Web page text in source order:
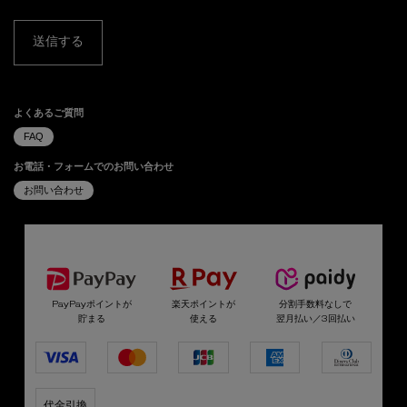
送信する
よくあるご質問
FAQ
お電話・フォームでのお問い合わせ
お問い合わせ
PayPayポイントが
貯まる
楽天ポイントが
使える
分割手数料なしで
翌月払い／3回払い